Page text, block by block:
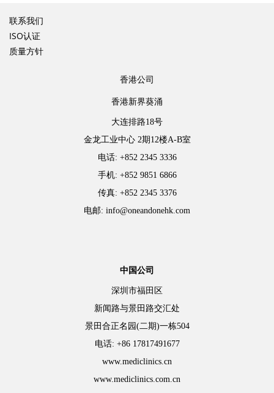
联系我们
ISO认证
质量方针
香港公司
香港新界葵涌
大连排路18号
金龙工业中心 2期12楼A-B室
电话: +852 2345 3336
手机: +852 9851 6866
传真: +852 2345 3376
电邮: info@oneandonehk.com
中国公司
深圳市福田区
新闻路与景田路交汇处
景田合正名园(二期)一栋504
电话: +86 17817491677
www.mediclinics.cn
www.mediclinics.com.cn